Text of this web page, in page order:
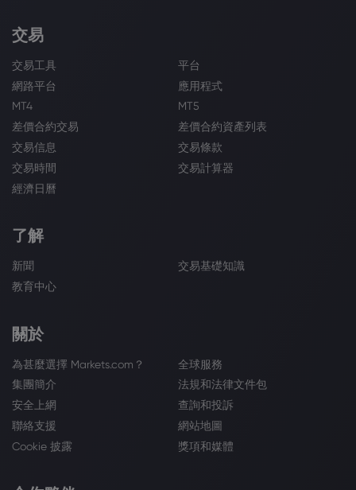
交易
交易工具
平台
網路平台
應用程式
MT4
MT5
差價合約交易
差價合約資產列表
交易信息
交易條款
交易時間
交易計算器
經濟日曆
了解
新聞
交易基礎知識
教育中心
關於
為甚麼選擇 Markets.com？
全球服務
集團簡介
法規和法律文件包
安全上網
查詢和投訴
聯絡支援
網站地圖
Cookie 披露
獎項和媒體